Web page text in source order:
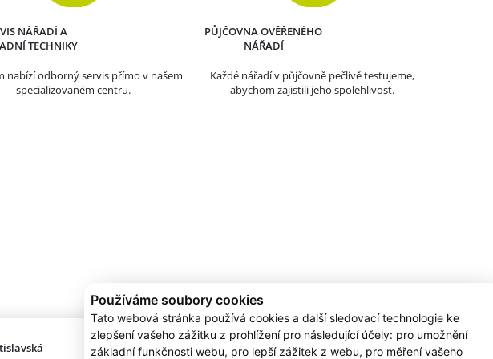
Používáme soubory cookies
Tato webová stránka používá cookies a další sledovací technologie ke
zlepšení vašeho zážitku z prohlížení pro následující účely: pro umožnění
základní funkčnosti webu, pro lepší zážitek z webu, pro měření vašeho
NÁŘADÍ A
TECHNIKY
nabízí odborný servis přímo v našem
specializovaném centru.
PŮJČOVNA OVĚŘENÉHO
NÁŘADÍ
Každé nářadí v půjčovně pečlivě testujeme,
abychom zajistili jeho spolehlivost.
Prodejna Hustopeče - Dukelské
Prodejna Břeclav